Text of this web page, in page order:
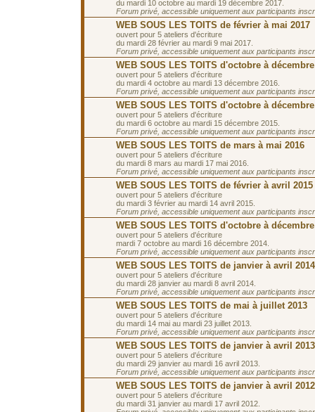
du mardi 10 octobre au mardi 19 décembre 2017.
Forum privé, accessible uniquement aux participants
WEB SOUS LES TOITS de février à mai 2017
ouvert pour 5 ateliers d'écriture
du mardi 28 février au mardi 9 mai 2017.
Forum privé, accessible uniquement aux participants
WEB SOUS LES TOITS d'octobre à décembre
ouvert pour 5 ateliers d'écriture
du mardi 4 octobre au mardi 13 décembre 2016.
Forum privé, accessible uniquement aux participants
WEB SOUS LES TOITS d'octobre à décembre
ouvert pour 5 ateliers d'écriture
du mardi 6 octobre au mardi 15 décembre 2015.
Forum privé, accessible uniquement aux participants
WEB SOUS LES TOITS de mars à mai 2016
ouvert pour 5 ateliers d'écriture
du mardi 8 mars au mardi 17 mai 2016.
Forum privé, accessible uniquement aux participants
WEB SOUS LES TOITS de février à avril 2015
ouvert pour 5 ateliers d'écriture
du mardi 3 février au mardi 14 avril 2015.
Forum privé, accessible uniquement aux participants
WEB SOUS LES TOITS d'octobre à décembre
ouvert pour 5 ateliers d'écriture
mardi 7 octobre au mardi 16 décembre 2014.
Forum privé, accessible uniquement aux participants
WEB SOUS LES TOITS de janvier à avril 2014
ouvert pour 5 ateliers d'écriture
du mardi 28 janvier au mardi 8 avril 2014.
Forum privé, accessible uniquement aux participants
WEB SOUS LES TOITS de mai à juillet 2013
ouvert pour 5 ateliers d'écriture
du mardi 14 mai au mardi 23 juillet 2013.
Forum privé, accessible uniquement aux participants
WEB SOUS LES TOITS de janvier à avril 2013
ouvert pour 5 ateliers d'écriture
du mardi 29 janvier au mardi 16 avril 2013.
Forum privé, accessible uniquement aux participants
WEB SOUS LES TOITS de janvier à avril 2012
ouvert pour 5 ateliers d'écriture
du mardi 31 janvier au mardi 17 avril 2012.